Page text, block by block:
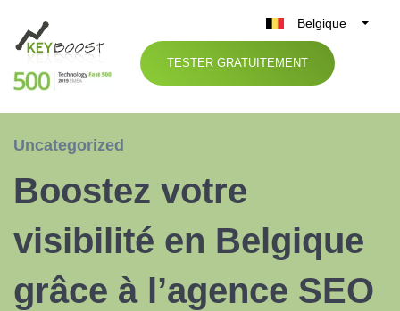
Belgique
België
Nederland
TESTER GRATUITEMENT
Uncategorized
Boostez votre
visibilité en Belgique
grâce à l’agence SEO